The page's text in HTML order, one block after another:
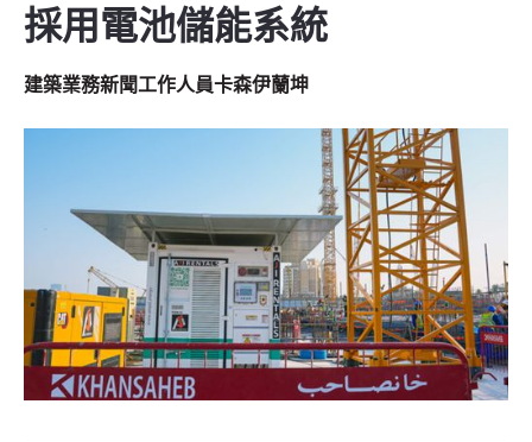
採用電池儲能系統
建築業務新聞工作人員卡森伊蘭坤